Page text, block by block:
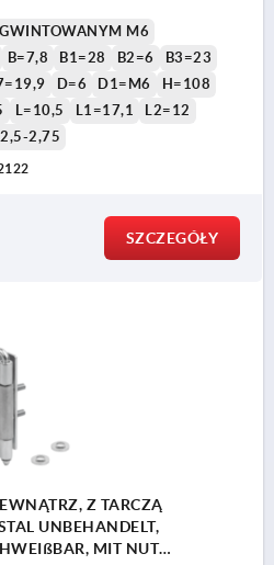
M6
B=7,8 B1=28 B2=6
B3=23
D=6 D1=M6
H=108
L=10,5 L1=17,1
L2=12
2,75
SZCZEGÓŁY
Z TARCZĄ
UNBEHANDELT,
MIT NUT